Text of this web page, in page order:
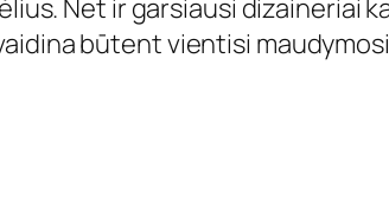
Net ir garsiausi dizaineriai
būtent vientisi maudymosi